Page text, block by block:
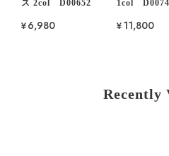
ス 2col D00652
¥6,980
1col
¥11,800
Recently